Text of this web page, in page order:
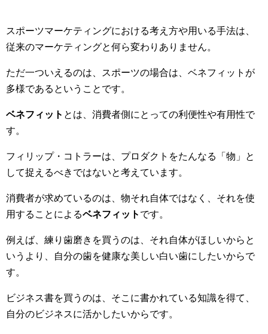
スポーツマーケティングにおける考え方や用いる手法は、
従来のマーケティングと何ら変わりありません。
ただ一ついえるのは、スポーツの場合は、ベネフィットが
多様であるということです。
ベネフィット とは、消費者側にとっての利便性や有用性で
す。
フィリップ・コトラーは、プロダクトをたんなる「物」と
して捉えるべきではないと考えています。
消費者が求めているのは、物それ自体ではなく、それを使
用することによるベネフィット です。
例えば、練り歯磨きを買うのは、それ自体がほしいからと
いうより、自分の歯を健康な美しい白い歯にしたいからで
す。
ビジネス書を買うのは、そこに書かれている知識を得て、
自分のビジネスに活かしたいからです。